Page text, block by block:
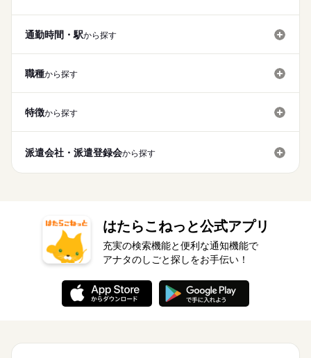
通勤時間・駅から探す
職種から探す
特徴から探す
派遣会社・派遣登録会から探す
はたらこねっと公式アプリ
充実の検索機能と便利な通知機能で
アナタのしごと探しをお手伝い！